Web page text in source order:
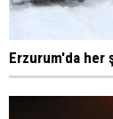
Erzurum'da her